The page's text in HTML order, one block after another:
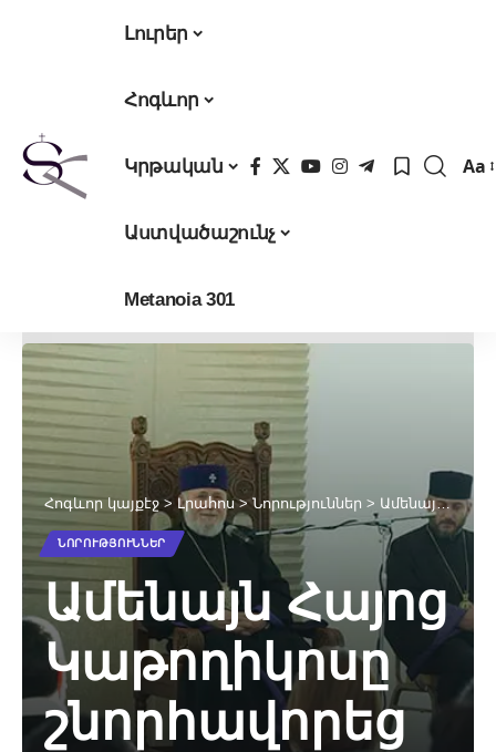
Լուրեր
Հոգևոր
Կրթական
Աստվածաշունչ
Metanoia 301
Aa
Հոգևոր կայքէջ > Լրահոս>Նորություններ > Ամենայն Հայոց Կաթողիկոսը շնորհավորեց Մայր Աթոռի պաշտոնեությանը (նկարներ)
ՆՈՐՈՒԹՅՈՒՆՆԵՐ
Ամենայն Հայոց
Կաթողիկոսը
շնորհավորեց